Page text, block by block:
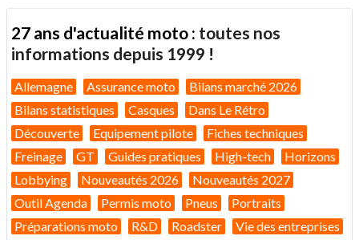
27 ans d'actualité moto : toutes nos
informations depuis 1999 !
Allemagne Assurance moto
Bilans marché 2026
Bilans statistiques
Casques
Dans Le Rétro
Découverte
Equipement pilote
Fiches techniques
Freinage
GT Guides pratiques High-tech
Horizons
Lobbying
Nouveautés 2026
Nouveautés 2027
Outil Agenda
Permis moto Pneus
Portraits
Préparations moto
R&D Roadster Vie des entreprises